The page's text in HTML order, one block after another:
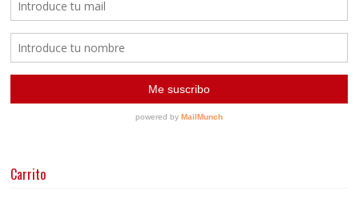
Carrito